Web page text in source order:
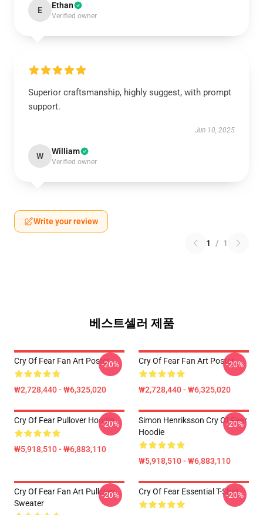
E Ethan
Verified owner
Superior craftsmanship, highly suggest, with prompt
support.
Jun 10, 2025
W William
Verified owner
Write your review
1 / 1
베스트셀러 제품
Cry Of Fear Fan Art Poster
₩2,728,440 - ₩6,325,020
-20% Cry Of Fear Fan Art Poster
₩2,728,440 - ₩6,325,020
-20%
Cry Of Fear Pullover Hoodie
₩5,918,510 - ₩6,883,110
-20%
Simon Henriksson Cry Of Fear
Hoodie
₩5,918,510 - ₩6,883,110
-20%
Cry Of Fear Fan Art Pullover
Sweater
-20% Cry Of Fear Essential T-Shirt
-20%